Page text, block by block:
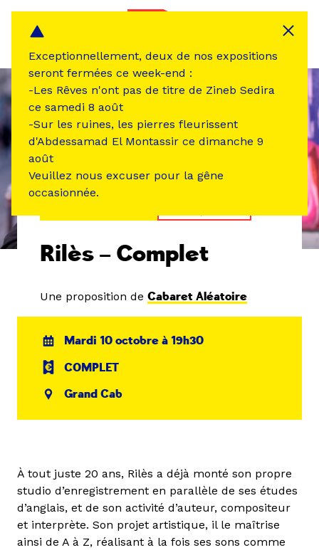
Rilès – Complet
Une proposition de Cabaret Aléatoire
Mardi 10 octobre à 19h30
COMPLET
Grand Cab
À tout juste 20 ans, Rilès a déjà monté son propre
studio d’enregistrement en parallèle de ses études
d’anglais, et de son activité d’auteur, compositeur
et interprète. Son projet artistique, il le maîtrise
ainsi de A à Z, réalisant à la fois ses sons comme
Exceptionnellement, deux de nos expositions
seront fermées ce week-end :
-Les Rêves n'ont pas de titre de Zineb Sedira
ce samedi 8 août
-Sur les ruines, les pierres fleurissent
d'Abdessamad El Montassir ce dimanche 9
août
Veuillez nous excuser pour la gêne
occasionnée.
Panneau de gestion des cookies